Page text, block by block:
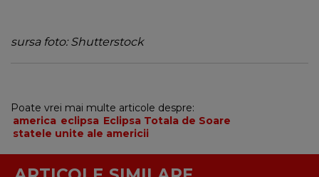
sursa foto: Shutterstock
Poate vrei mai multe articole despre:
america eclipsa Eclipsa Totala de Soare
statele unite ale americii